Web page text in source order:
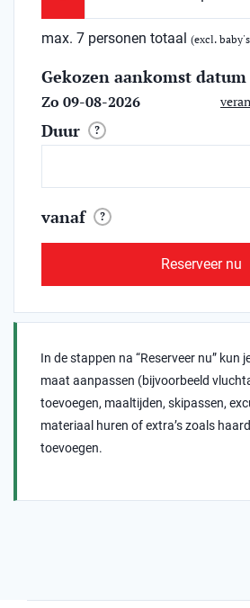
max. 7 personen totaal (excl.
Gekozen aankomst datum
Zo 09-08-2026
Duur ?
vanaf ?
Reserveer nu
In de stappen na “Reserveer nu” kun
maat aanpassen (bijvoorbeeld
toevoegen, maaltijden, skipassen,
materiaal huren of extra’s zoals
toevoegen.